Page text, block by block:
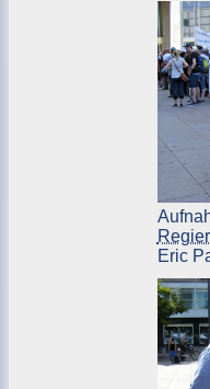
Eric